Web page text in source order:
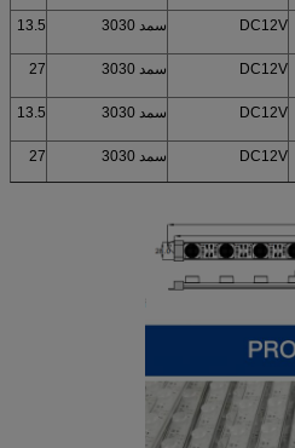
DC12V سمد 3030 13.5
DC12V سمد 3030 27
DC12V سمد 3030 13.5
DC12V سمد 3030 27